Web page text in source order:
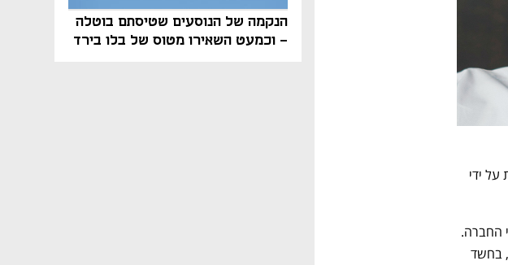
הנקמה של הנוסעים שטיסתם בוטלה
- וכמעט השאירו מטוס של בלו בירד